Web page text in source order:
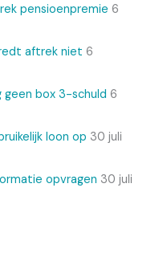
pensioenpremie 6
aftrek niet 6
geen box 3-schuld 6
loon op 30 juli
opvragen 30 juli